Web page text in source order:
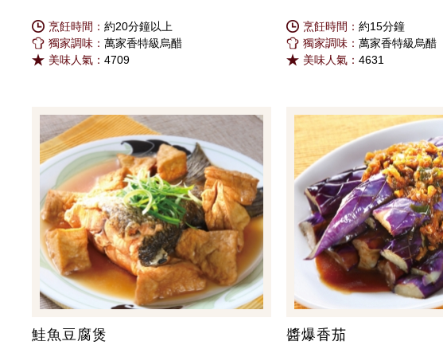
烹飪時間： 約20分鐘以上
獨家調味： 萬家香特級烏醋
美味人氣： 4709
烹飪時間： 約15分鐘
獨家調味： 萬家香特級烏醋
美味人氣： 4631
鮭魚豆腐煲 醬爆香茄